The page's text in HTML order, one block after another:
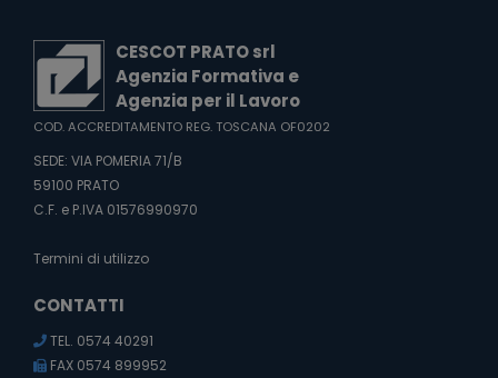
CESCOT PRATO srl
Agenzia Formativa e
Agenzia per il Lavoro
COD. ACCREDITAMENTO REG. TOSCANA OF0202
SEDE: VIA POMERIA 71/B
59100 PRATO
C.F. e P.IVA 01576990970
Termini di utilizzo
CONTATTI
TEL. 0574 40291
FAX 0574 899952